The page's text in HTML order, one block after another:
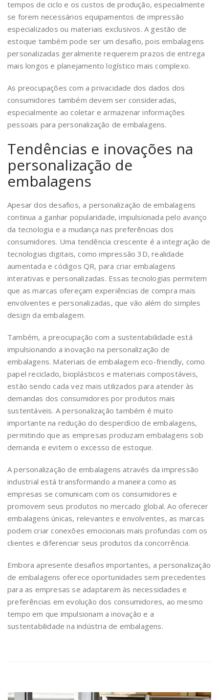
tempos de ciclo e os custos de produção, especialmente
se forem necessários equipamentos de impressão
especializados ou materiais exclusivos. A gestão de
estoque também pode ser um desafio, pois embalagens
personalizadas geralmente requerem prazos de entrega
mais longos e planejamento logístico mais complexo.
As preocupações com a privacidade dos dados dos
consumidores também devem ser consideradas,
especialmente ao coletar e armazenar informações
pessoais para personalização de embalagens.
Tendências e inovações na
personalização de
embalagens
Apesar dos desafios, a personalização de embalagens
continua a ganhar popularidade, impulsionada pelo avanço
da tecnologia e a mudança nas preferências dos
consumidores. Uma tendência crescente é a integração de
tecnologias digitais, como impressão 3D, realidade
aumentada e códigos QR, para criar embalagens
interativas e personalizadas. Essas tecnologias permitem
que as marcas ofereçam experiências de compra mais
envolventes e personalizadas, que vão além do simples
design da embalagem.
Também, a preocupação com a sustentabilidade está
impulsionando a inovação na personalização de
embalagens. Materiais de embalagem eco-friendly, como
papel reciclado, bioplásticos e materiais compostáveis,
estão sendo cada vez mais utilizados para atender às
demandas dos consumidores por produtos mais
sustentáveis. A personalização também é muito
importante na redução do desperdício de embalagens,
permitindo que as empresas produzam embalagens sob
demanda e evitem o excesso de estoque.
A personalização de embalagens através da impressão
industrial está transformando a maneira como as
empresas se comunicam com os consumidores e
promovem seus produtos no mercado global. Ao oferecer
embalagens únicas, relevantes e envolventes, as marcas
podem criar conexões emocionais mais profundas com os
clientes e diferenciar seus produtos da concorrência.
Embora apresente desafios importantes, a personalização
de embalagens oferece oportunidades sem precedentes
para as empresas se adaptarem às necessidades e
preferências em evolução dos consumidores, ao mesmo
tempo em que impulsionam a inovação e a
sustentabilidade na indústria de embalagens.